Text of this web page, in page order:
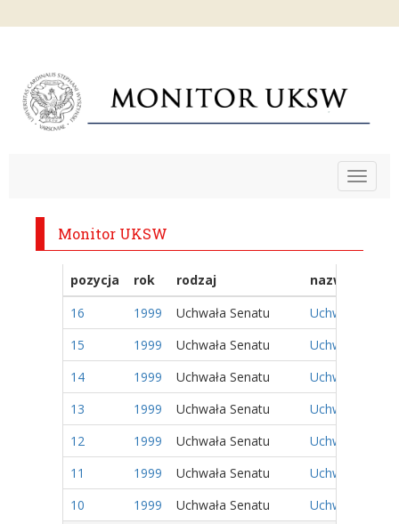
Toggle
Monitor UKSW
pozycja rok rodzaj
nazwa
16
1999 Uchwała Senatu
Uchwała Nr
15
1999 Uchwała Senatu
Uchwała Nr
14
1999 Uchwała Senatu
Uchwała Nr
13
1999 Uchwała Senatu
Uchwała Nr
12
1999 Uchwała Senatu
Uchwała Nr 8/
11
1999 Uchwała Senatu
Uchwała Nr
10
1999 Uchwała Senatu
Uchwała Nr